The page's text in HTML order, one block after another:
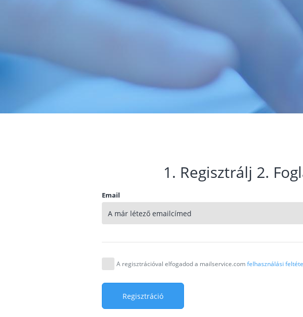
1. Regisztrálj 2.
Email
A regisztrációval elfogadod a mailservice.comfelhasználási
Regisztráció